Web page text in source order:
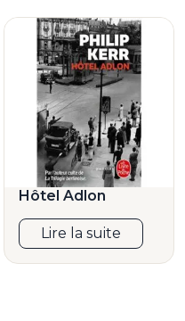
Hôtel Adlon
Lire la suite